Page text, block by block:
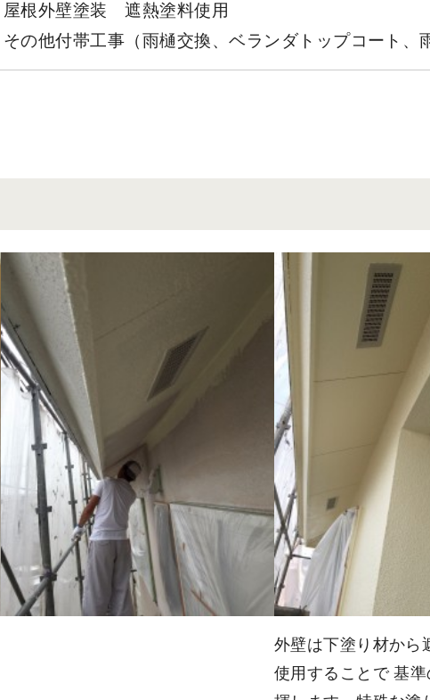
屋根外壁塗装 遮熱塗料使用
その他付帯工事（雨樋交換、ベランダトップコート、
外壁は下塗り材から
使用することで 基